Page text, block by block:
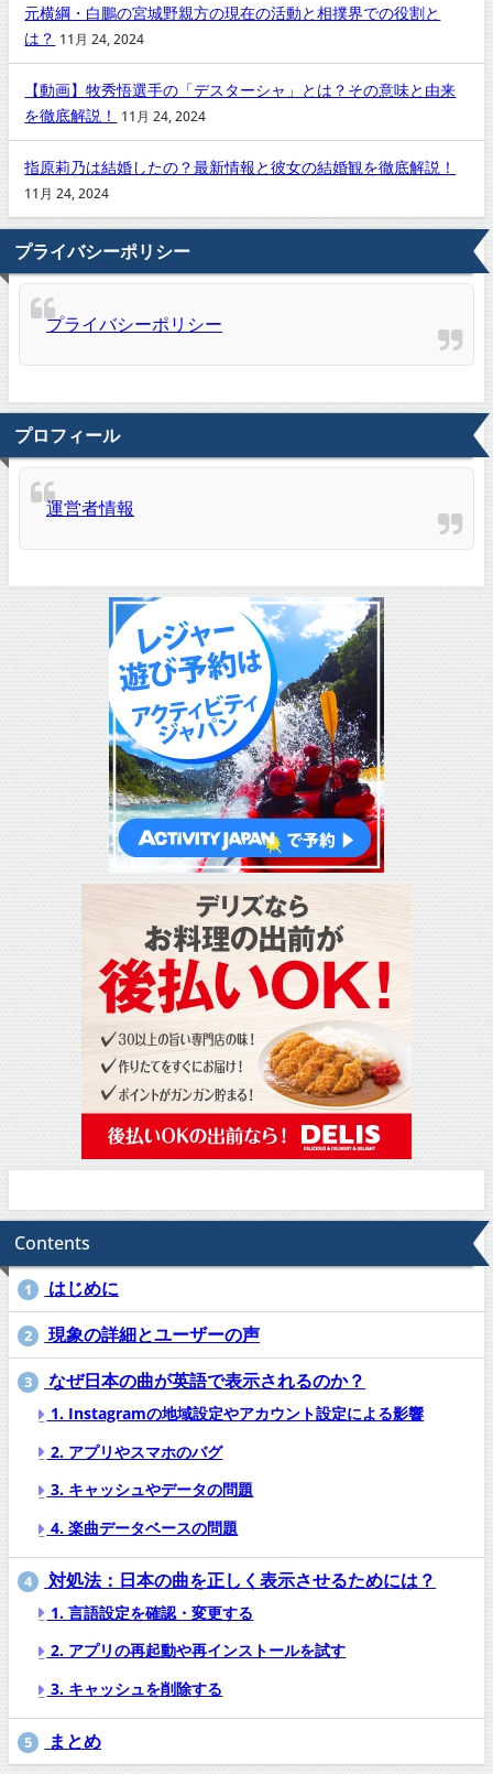
元横綱・白鵬の宮城野親方の現在の活動と相撲界での役割と
は？ 11月 24, 2024
【動画】牧秀悟選手の「デスターシャ」とは？その意味と由来
を徹底解説！
11月 24, 2024
指原莉乃は結婚したの？最新情報と彼女の結婚観を徹底解説！
11月 24, 2024
プライバシーポリシー
プライバシーポリシー
プロフィール
運営者情報
Contents
1 はじめに
2 現象の詳細とユーザーの声
3 なぜ日本の曲が英語で表示されるのか？
1. Instagramの地域設定やアカウント設定による影響
2. アプリやスマホのバグ
3. キャッシュやデータの問題
4. 楽曲データベースの問題
4 対処法：日本の曲を正しく表示させるためには？
1. 言語設定を確認・変更する
2. アプリの再起動や再インストールを試す
3. キャッシュを削除する
5 まとめ